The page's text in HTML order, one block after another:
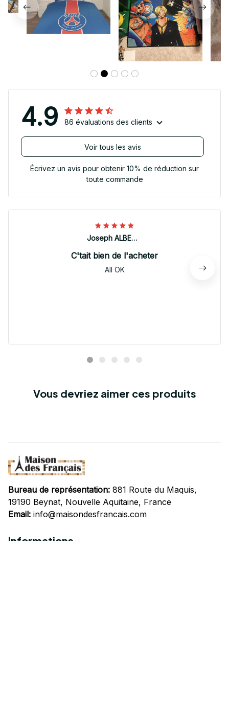
4.9 86 évaluations des clients
Voir tous les avis
Écrivez un avis pour obtenir 10% de réduction sur
toute commande
Joseph ALBERTINI
C'tait bien de l'acheter
All OK
Vous devriez aimer ces produits
Bureau de représentation: 881 Route du Maquis,
19190 Beynat, Nouvelle Aquitaine, France
Email: info@maisondesfrancais.com
Informations